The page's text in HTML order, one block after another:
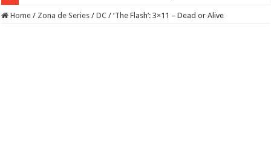
Home / Zona de Series / DC / ‘The Flash’: 3×11 – Dead or Alive